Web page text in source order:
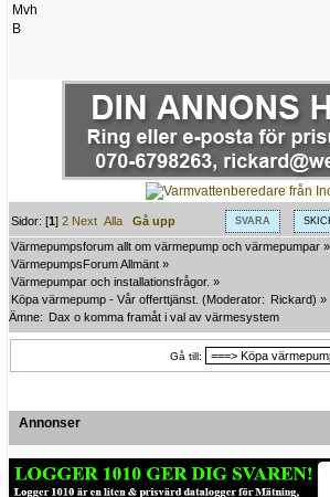
Mvh
B
SVARA
Sidor: [1]2 Next Alla
Gå upp
Värmepumpsforum allt om värmepump och värmepumpar »
VärmepumpsForum Allmänt »
Värmepumpar och installationsfrågor. »
Köpa värmepump - Vår offerttjänst. (Moderator: Rickard) »
Ämne:
Dax o komma framåt i val av värmesystem
Gå till:
Annonser